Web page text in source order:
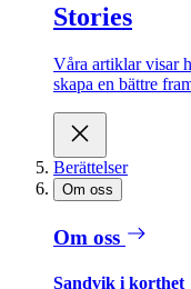
Stories
Våra artiklar visar
skapa en bättre
Berättelser
Om oss
Om oss
Sandvik i korthet